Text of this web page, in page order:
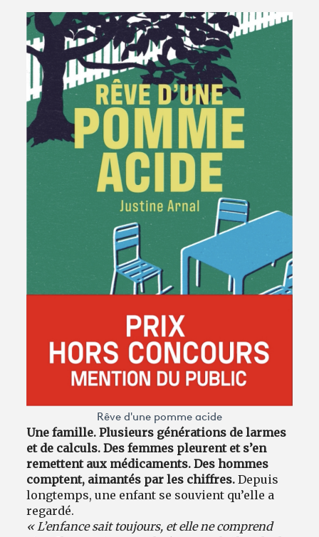
Rêve d'une pomme acide
Une famille. Plusieurs générations de larmes
et de calculs. Des femmes pleurent et s’en
remettent aux médicaments. Des hommes
comptent, aimantés par les chiffres. Depuis
longtemps, une enfant se souvient qu’elle a
regardé.
« L’enfance sait toujours, et elle ne comprend